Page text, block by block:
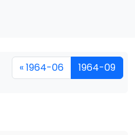
« 1964-06 1964-09